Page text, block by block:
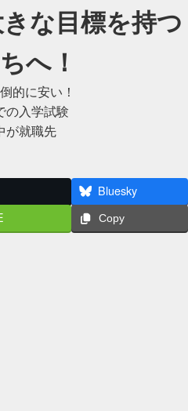
な目標を持つ
へ！
的に安い！
の入学試験
が就職先
Bluesky
Copy